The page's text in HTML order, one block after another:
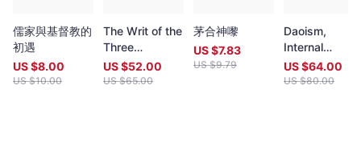
儒家與基督教的
初遇
US $8.00
US $10.00
The Writ of the
Three
Sovereigns:
From Local
US $52.00
US $65.00
茅合神嚟
US $7.83
US $9.79
Daoism,
Internal
Alchemy, and
the Wonders
US $64.00
US $80.00